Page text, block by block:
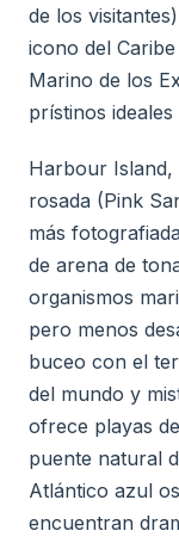
de los
icono del
Marino de los
prístinos
Harbour Island,
rosada (Pink
más
de arena de
organismos
pero menos
buceo con el
del mundo y
ofrece playas
puente natural
Atlántico azul
encuentran